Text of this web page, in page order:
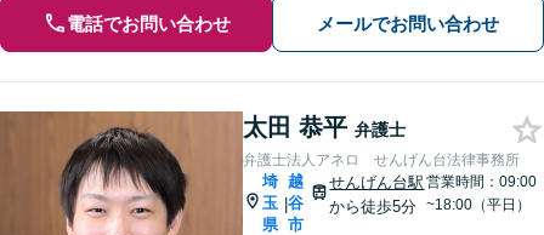
電話でお問い合わせ メールでお問い合わせ
太田 恭平 弁護士
弁護士法人アネロ せんげん台法律事務所
埼
玉
県
|
越
谷
市
せんげん台駅
から徒歩5分
営業時間：09:00
~18:00（平日）